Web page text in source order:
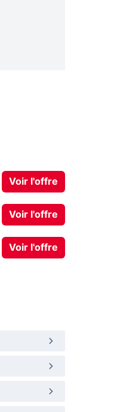
Voir l'offre
Voir l'offre
Voir l'offre